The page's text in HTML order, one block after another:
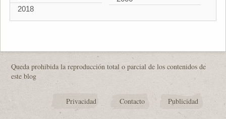
2018
Queda prohibida la reproducción total o parcial de los contenidos de
este blog
Privacidad Contacto Publicidad